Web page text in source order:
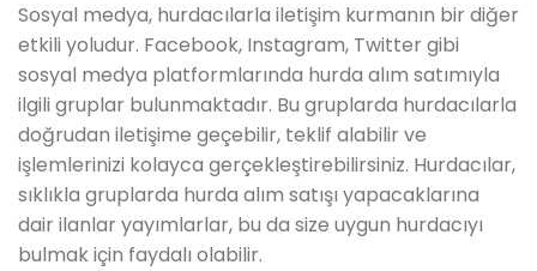
Sosyal medya, hurdacılarla iletişim kurmanın bir diğer
etkili yoludur. Facebook, Instagram, Twitter gibi
sosyal medya platformlarında hurda alım satımıyla
ilgili gruplar bulunmaktadır. Bu gruplarda hurdacılarla
doğrudan iletişime geçebilir, teklif alabilir ve
işlemlerinizi kolayca gerçekleştirebilirsiniz. Hurdacılar,
sıklıkla gruplarda hurda alım satışı yapacaklarına
dair ilanlar yayımlarlar, bu da size uygun hurdacıyı
bulmak için faydalı olabilir.